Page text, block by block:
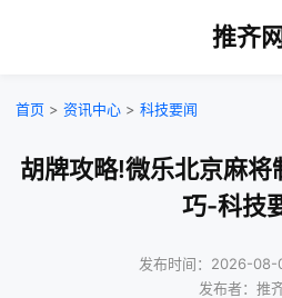
推齐网
首页 > 资讯中心 > 科技要闻
胡牌攻略!微乐北京麻将
巧-科技
发布时间：2026-08-
发布者：推